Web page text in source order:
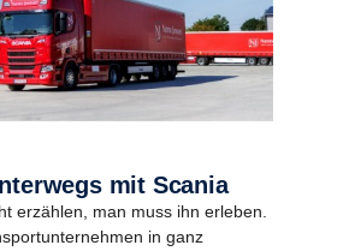
mit Scania
erzählen, man muss ihn erleben.
in ganz